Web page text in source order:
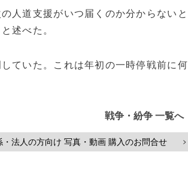
人道支援がいつ届くのか分からないと
述べた。
ていた。これは年初の一時停戦前に何
戦争・紛争 一覧へ
・法人の方向け 写真・動画 購入のお問合せ >